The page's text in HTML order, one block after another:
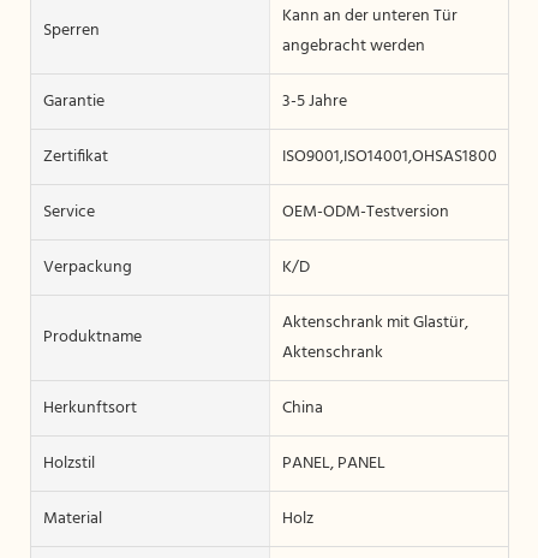
Sperren
Kann an der unteren Tür
angebracht werden
Garantie
3-5 Jahre
Zertifikat
ISO9001,ISO14001,OHSAS18001
Service
OEM-ODM-Testversion
Verpackung
K/D
Produktname
Aktenschrank mit Glastür,
Aktenschrank
Herkunftsort
China
Holzstil
PANEL, PANEL
Material
Holz